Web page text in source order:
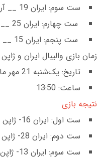
ست سوم: ایران 19 __ آرژانتین 25
ست چهارم: ایران 25 __ آرژانتین 17
ست پنجم: ایران 15 __ آرژانتین 10
زمان بازی والیبال ایران و ژاپن
تاریخ: یک‌شنبه 21 مهر ماه
ساعت: 13:50
نتیجه بازی
ست اول: ایران 16- ژاپن 25
ست دوم: ایران 28- ژاپن 26
ست سوم: ایران 13- ژاپن 25